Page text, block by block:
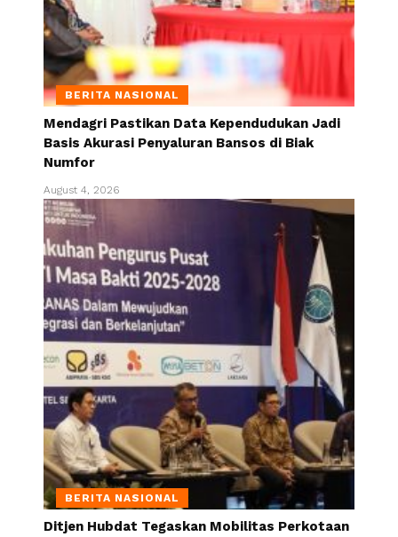
BERITA NASIONAL
Mendagri Pastikan Data Kependudukan Jadi
Basis Akurasi Penyaluran Bansos di Biak
Numfor
August 4, 2026
BERITA NASIONAL
Ditjen Hubdat Tegaskan Mobilitas Perkotaan